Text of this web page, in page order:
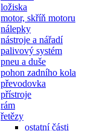
ložiska
motor, skříň motoru
nálepky
nástroje a nářadí
palivový systém
pneu a duše
pohon zadního kola
převodovka
přístroje
rám
řetězy
ostatní části